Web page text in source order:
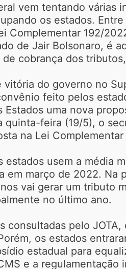
vem tentando várias
os estados.
Complementar 192/
de Jair Bolsonaro, é
cobrança dos
vitória do governo no
feito pelos
Estados uma nova
quinta-feira (19/5), o
na Lei
estados usem a média
em março de 2022. Na
vai gerar um tributo
no último ano.
consultadas pelo
os estados
estadual para
e a